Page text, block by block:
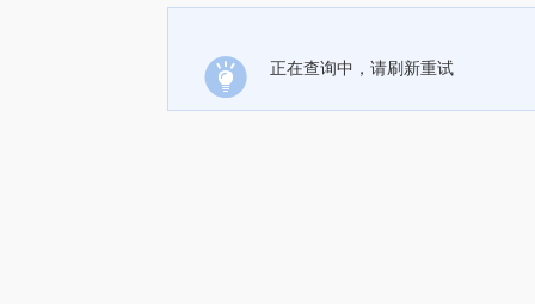
正在查询中，请刷新重试